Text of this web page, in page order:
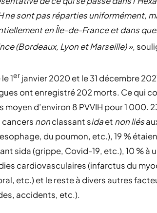
ne sont pas réparties uniformément,
en Île-de-France et dans
(Bordeaux, Lyon et Marseille) »,
1er janvier 2020 et le 31 décembre
ont enregistré 202 morts. Ce qui
moyen d’environ 8 PVVIH pour 1 000.
cancers nonclassant sidaet non liés
du poumon, etc.), 19 %
sida (grippe, Covid-19, etc.), 10 % à
cardiovasculaires (infarctus du
etc.) et le reste à divers autres
accidents, etc.).